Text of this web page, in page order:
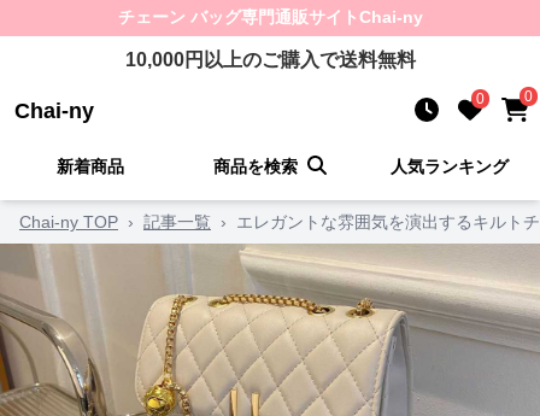
チェーン バッグ専門通販サイトChai-ny
10,000円以上のご購入で送料無料
Chai-ny 0 0
新着商品 商品を検索 人気ランキング
Chai-ny TOP › 記事一覧 › エレガントな雰囲気を演出するキルト